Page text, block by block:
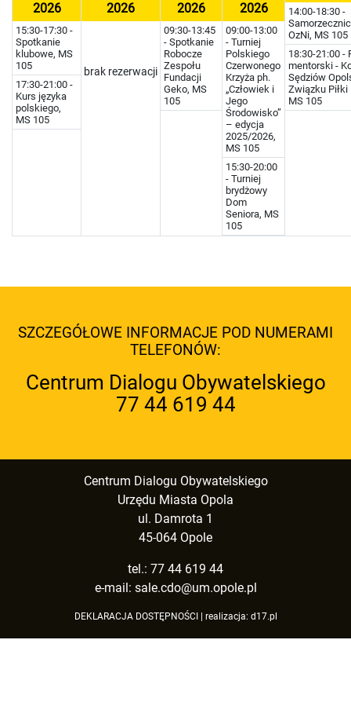
2026
15:30-17:30 -
Spotkanie
klubowe, MS
105
17:30-21:00 -
Kurs języka
polskiego,
MS 105
2026
brak rezerwacji
2026
09:30-13:45
- Spotkanie
Robocze
Zespołu
Fundacji
Geko, MS
105
2026
09:00-13:00
- Turniej
Polskiego
Czerwonego
Krzyża ph.
„Człowiek i
Jego
Środowisko”
– edycja
2025/2026,
MS 105
15:30-20:00
- Turniej
brydżowy
Dom
Seniora, MS
105
14:00-18:30 -
OzNi, MS 105
18:30-21:00 -
mentorski -
Sędziów
Związku Piłki
MS 105
SZCZEGÓŁOWE INFORMACJE POD NUMERAMI
TELEFONÓW:
Centrum Dialogu Obywatelskiego
77 44 619 44
Centrum Dialogu Obywatelskiego
Urzędu Miasta Opola
ul. Damrota 1
45-064 Opole
tel.: 77 44 619 44
e-mail: sale.cdo@um.opole.pl
DEKLARACJA DOSTĘPNOŚCI | realizacja: d17.pl